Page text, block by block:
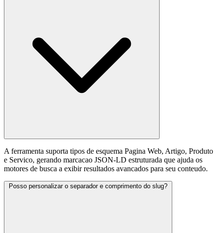
A ferramenta suporta tipos de esquema Pagina Web, Artigo, Produto
e Servico, gerando marcacao JSON-LD estruturada que ajuda os
motores de busca a exibir resultados avancados para seu conteudo.
Posso personalizar o separador e comprimento do slug?